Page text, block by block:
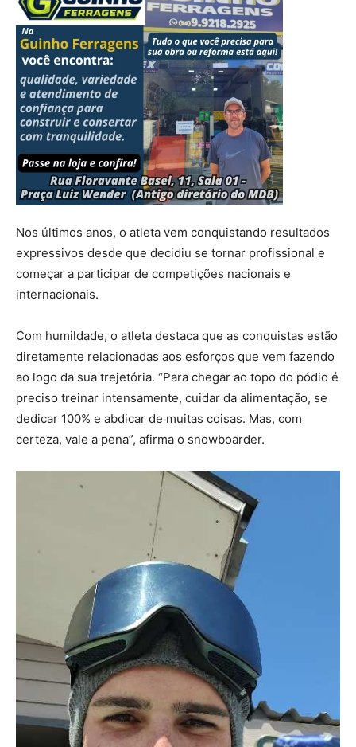
Nos últimos anos, o atleta vem conquistando resultados
expressivos desde que decidiu se tornar profissional e
começar a participar de competições nacionais e
internacionais.
Com humildade, o atleta destaca que as conquistas estão
diretamente relacionadas aos esforços que vem fazendo
ao logo da sua trejetória. “Para chegar ao topo do pódio é
preciso treinar intensamente, cuidar da alimentação, se
dedicar 100% e abdicar de muitas coisas. Mas, com
certeza, vale a pena”, afirma o snowboarder.